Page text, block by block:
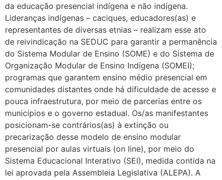
da educação presencial indígena e não indígena.
Lideranças indígenas – caciques, educadores(as) e
representantes de diversas etnias – realizam esse ato
de reivindicação na SEDUC para garantir a permanência
do Sistema Modular de Ensino (SOME) e do Sistema de
Organização Modular de Ensino Indígena (SOMEI);
programas que garantem ensino médio presencial em
comunidades distantes onde há dificuldade de acesso e
pouca infraestrutura, por meio de parcerias entre os
municípios e o governo estadual. Os/as manifestantes
posicionam-se contrários(as) à extinção ou
precarização desse modelo de ensino modular
presencial por aulas virtuais (on line), por meio do
Sistema Educacional Interativo (SEI), medida contida na
lei aprovada pela Assembleia Legislativa (ALEPA). A